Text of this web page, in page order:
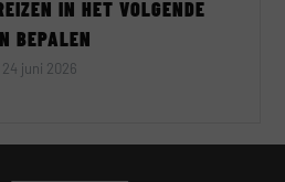
IN HET VOLGENDE
BEPALEN
24 juni 2026